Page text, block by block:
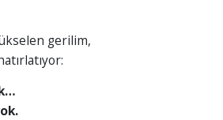
gerilim,